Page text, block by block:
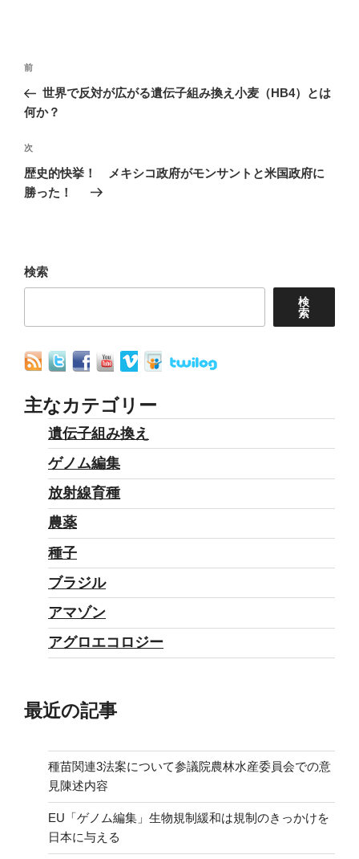
投
稿
ナ
ゲ
ー
前
の
投
前
世界で反対が広がる遺伝子組み換え小麦（HB4）とは
何か？
次
の
投
次
歴史的快挙！ メキシコ政府がモンサントと米国政府に
勝った！
検索
検
索
主なカテゴリー
遺伝子組み換え
ゲノム編集
放射線育種
農薬
種子
ブラジル
アマゾン
アグロエコロジー
最近の記事
種苗関連3法案について参議院農林水産委員会での意
見陳述内容
EU「ゲノム編集」生物規制緩和は規制のきっかけを
日本に与える